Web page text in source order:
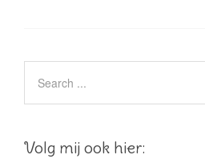
Volg mij ook hier: